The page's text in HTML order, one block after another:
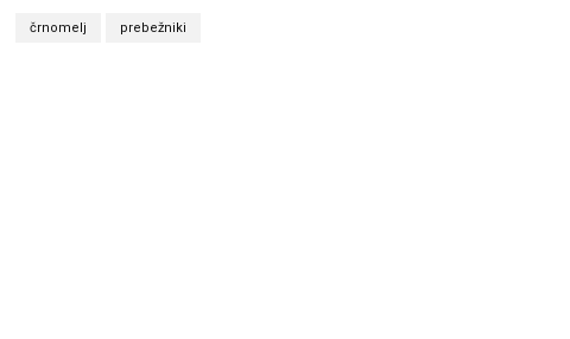
črnomelj prebežniki